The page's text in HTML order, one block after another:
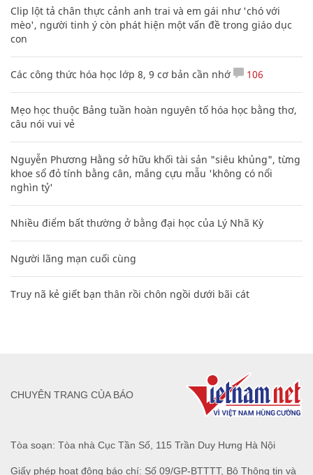
Clip lột tả chân thực cảnh anh trai và em gái như 'chó với
mèo', người tinh ý còn phát hiện một vấn đề trong giáo dục
con
Các công thức hóa học lớp 8, 9 cơ bản cần nhớ 106
Mẹo học thuộc Bảng tuần hoàn nguyên tố hóa học bằng thơ,
câu nói vui vẻ
Nguyễn Phương Hằng sở hữu khối tài sản "siêu khủng", từng
khoe sổ đỏ tính bằng cân, mắng cựu mẫu 'không có nổi
nghìn tỷ'
Nhiều điểm bất thường ở bằng đại học của Lý Nhã Kỳ
Người lãng mạn cuối cùng
Truy nã kẻ giết bạn thân rồi chôn ngồi dưới bãi cát
Tòa soạn: Tòa nhà Cục Tần Số, 115 Trần Duy Hưng Hà Nội
Giấy phép hoạt động báo chí: Số 09/GP-BTTTT, Bộ Thông tin và
CHUYÊN TRANG CỦA BÁO